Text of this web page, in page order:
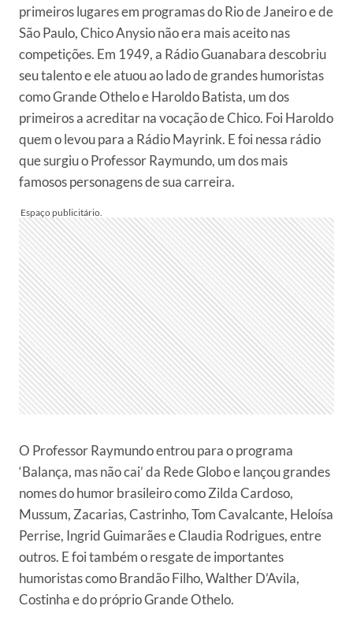
primeiros lugares em programas do Rio de Janeiro e de
São Paulo, Chico Anysio não era mais aceito nas
competições. Em 1949, a Rádio Guanabara descobriu
seu talento e ele atuou ao lado de grandes humoristas
como Grande Othelo e Haroldo Batista, um dos
primeiros a acreditar na vocação de Chico. Foi Haroldo
quem o levou para a Rádio Mayrink. E foi nessa rádio
que surgiu o Professor Raymundo, um dos mais
famosos personagens de sua carreira.
O Professor Raymundo entrou para o programa
‘Balança, mas não cai’ da Rede Globo e lançou grandes
nomes do humor brasileiro como Zilda Cardoso,
Mussum, Zacarias, Castrinho, Tom Cavalcante, Heloísa
Perrise, Ingrid Guimarães e Claudia Rodrigues, entre
outros. E foi também o resgate de importantes
humoristas como Brandão Filho, Walther D’Avila,
Costinha e do próprio Grande Othelo.